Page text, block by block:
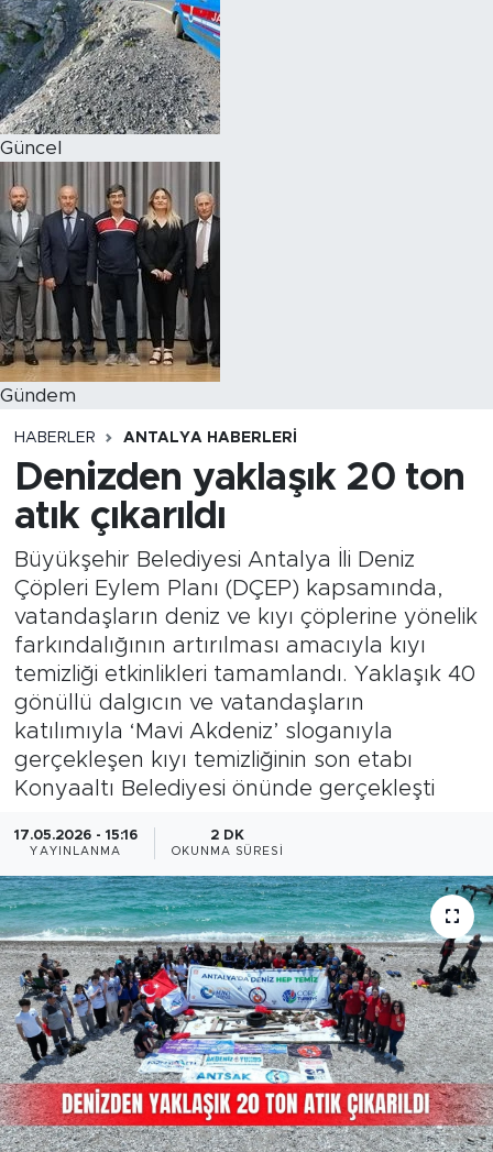
Güncel
Gündem
HABERLER ANTALYA HABERLERI
Denizden yaklaşık 20 ton
atık çıkarıldı
Büyükşehir Belediyesi Antalya İli Deniz
Çöpleri Eylem Planı (DÇEP) kapsamında,
vatandaşların deniz ve kıyı çöplerine yönelik
farkındalığının artırılması amacıyla kıyı
temizliği etkinlikleri tamamlandı. Yaklaşık 40
gönüllü dalgıcın ve vatandaşların
katılımıyla ‘Mavi Akdeniz’ sloganıyla
gerçekleşen kıyı temizliğinin son etabı
Konyaaltı Belediyesi önünde gerçekleşti
17.05.2026 - 15:16
YAYINLANMA
2 DK
OKUNMA SÜRESI
Magazin
Özel Haber
Politika
Resmi İlanlar
Sağlık
Spor
Turizm